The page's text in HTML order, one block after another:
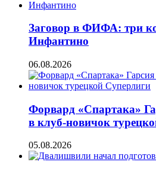
Заговор в ФИФА: три
Инфантино
06.08.2026
Форвард «Спартака»
в клуб-новичок
05.08.2026